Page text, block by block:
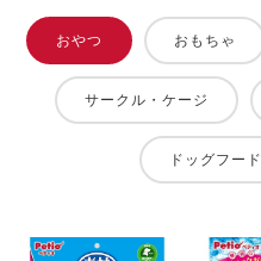
おやつ おもちゃ
サークル・ケージ
ドッグフード